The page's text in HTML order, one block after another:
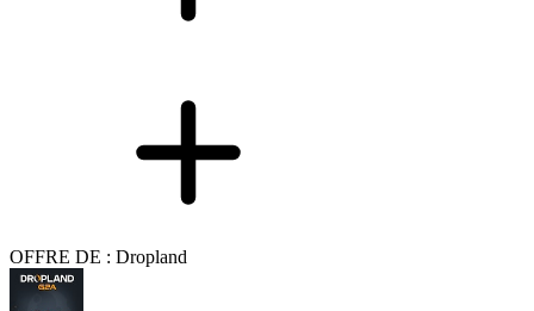
OFFRE DE : Dropland